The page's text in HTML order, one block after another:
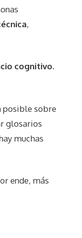
,
cognitivo.
posible sobre
glosarios
muchas
ende, más